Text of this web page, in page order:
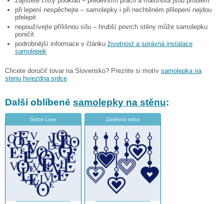
při lepení nespěchejte – samolepky i při nechtěném přilepení nejdou
přelepit
nepoužívejte přílišnou sílu – hrubší povrch stěny může samolepku
poničit
podrobnější informace v článku životnost a správná instalace
samolepek
Chcete doručiť tovar na Slovensko? Prezrite si motív samolepka na
stenu hviezdna srdce
Další oblíbené samolepky na stěnu:
Srdce Love Závěsná srdce